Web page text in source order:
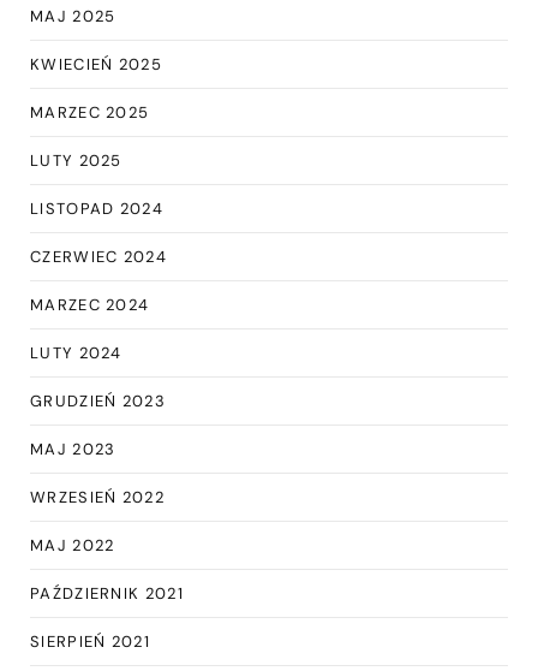
MAJ 2025
KWIECIEŃ 2025
MARZEC 2025
LUTY 2025
LISTOPAD 2024
CZERWIEC 2024
MARZEC 2024
LUTY 2024
GRUDZIEŃ 2023
MAJ 2023
WRZESIEŃ 2022
MAJ 2022
PAŹDZIERNIK 2021
SIERPIEŃ 2021